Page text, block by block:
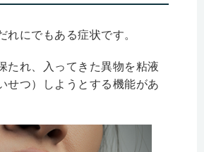
れにでもある症状です。
たれ、入ってきた異物を粘液
せつ）しようとする機能があ